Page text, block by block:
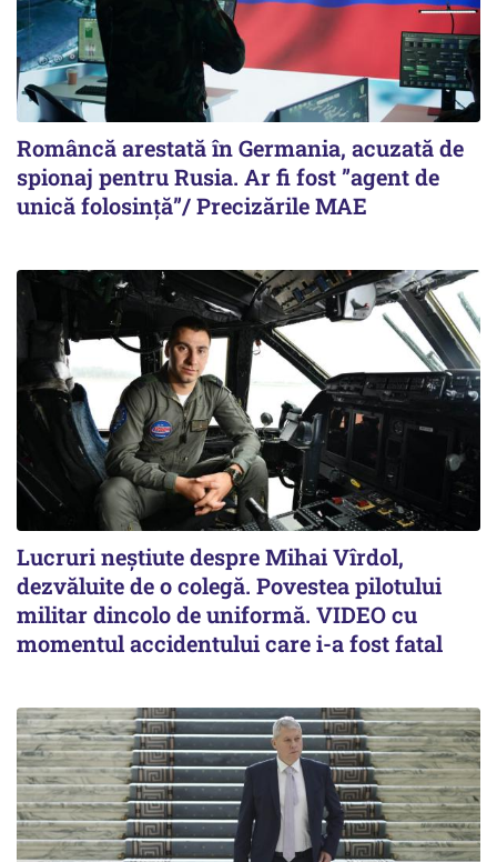
Româncă arestată în Germania, acuzată de
spionaj pentru Rusia. Ar fi fost ”agent de
unică folosință”/ Precizările MAE
Lucruri neștiute despre Mihai Vîrdol,
dezvăluite de o colegă. Povestea pilotului
militar dincolo de uniformă. VIDEO cu
momentul accidentului care i-a fost fatal